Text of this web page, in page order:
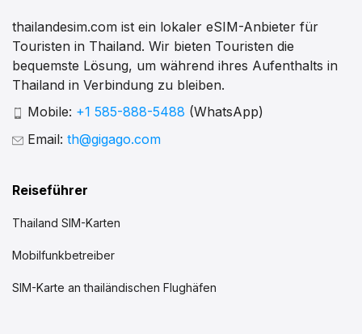
thailandesim.com ist ein lokaler eSIM-Anbieter für
Touristen in Thailand. Wir bieten Touristen die
bequemste Lösung, um während ihres Aufenthalts in
Thailand in Verbindung zu bleiben.
Mobile: +1 585-888-5488 (WhatsApp)
Email: th@gigago.com
Reiseführer
Thailand SIM-Karten
Mobilfunkbetreiber
SIM-Karte an thailändischen Flughäfen